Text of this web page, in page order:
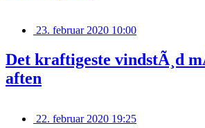
23. februar 2020 10:00
Det kraftigeste vindstÃ¸d
aften
22. februar 2020 19:25